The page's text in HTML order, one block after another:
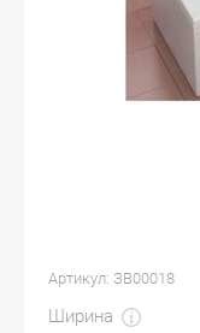
Артикул: ЗВ00018
Ширина